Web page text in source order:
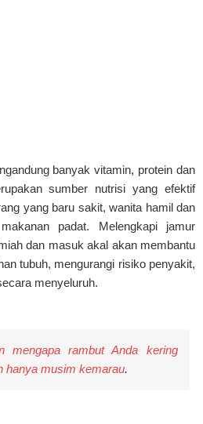
banyak vitamin, protein dan
sumber nutrisi yang efektif
yang baru sakit, wanita hamil dan
padat. Melengkapi jamur
dan masuk akal akan membantu
tubuh, mengurangi risiko penyakit,
menyeluruh.
mengapa rambut Anda kering
hanya musim kemarau.